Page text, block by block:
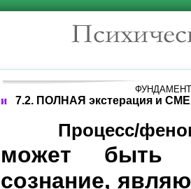
и 7.2. ПОЛНАЯ экстерация и
Процесс/
может быть
сознание,